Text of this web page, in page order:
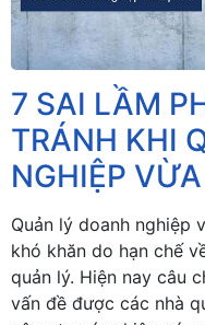
7 SAI LẦM
TRÁNH KHI
NGHIỆP
Quản lý doanh nghiệp
khó khăn do hạn chế
quản lý. Hiện nay câu
vấn đề được các nhà